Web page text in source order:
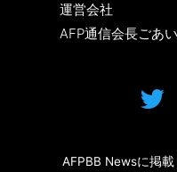
運営会社
AFP通信会長ごあ
AFPBB Newsに掲